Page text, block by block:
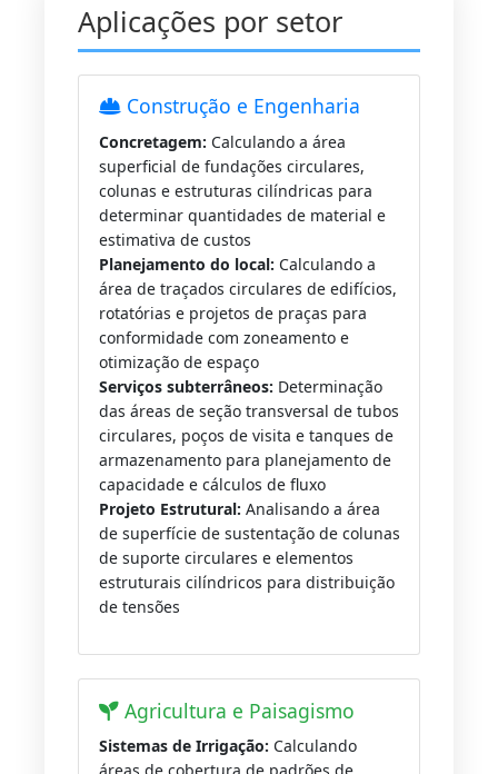
Aplicações por setor
Construção e Engenharia
Concretagem: Calculando a área
superficial de fundações circulares,
colunas e estruturas cilíndricas para
determinar quantidades de material e
estimativa de custos
Planejamento do local: Calculando a
área de traçados circulares de edifícios,
rotatórias e projetos de praças para
conformidade com zoneamento e
otimização de espaço
Serviços subterrâneos: Determinação
das áreas de seção transversal de tubos
circulares, poços de visita e tanques de
armazenamento para planejamento de
capacidade e cálculos de fluxo
Projeto Estrutural: Analisando a área
de superfície de sustentação de colunas
de suporte circulares e elementos
estruturais cilíndricos para distribuição
de tensões
Agricultura e Paisagismo
Sistemas de Irrigação: Calculando